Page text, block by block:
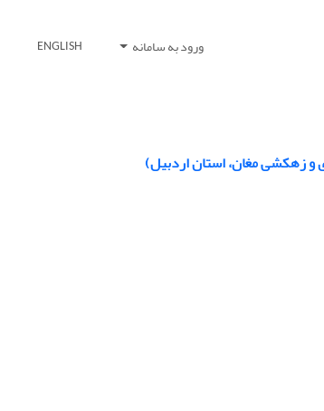
ورود به سامانه ENGLISH
و زهکشی مغان، استان اردبیل)